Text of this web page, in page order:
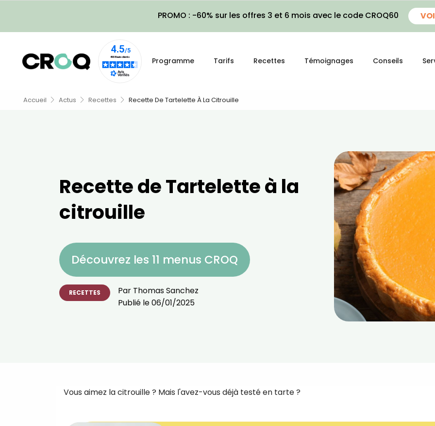
PROMO : -60% sur les offres 3 et 6 mois avec le code CROQ60
Programme Tarifs Recettes Témoignages Conseils
Accueil Actus Recettes Recette De Tartelette À La Citrouille
Recette de Tartelette à la
citrouille
Découvrez les 11 menus CROQ
RECETTES Par Thomas Sanchez
Publié le06/01/2025
Vous aimez la citrouille ? Mais l'avez-vous déjà testé en tarte ?